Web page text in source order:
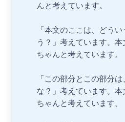
んと考えています。
「本文のここは、どう
う？」考えています。本
ちゃんと考えています。
「この部分とこの部分
な？」考えています。本
ちゃんと考えています。